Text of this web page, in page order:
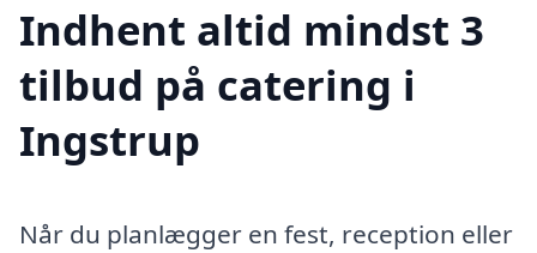
Indhent altid mindst 3
tilbud på catering i
Ingstrup
Når du planlægger en fest, reception eller